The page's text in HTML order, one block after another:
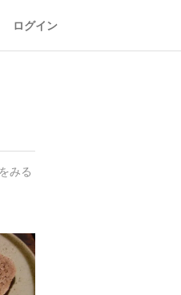
ログイン
みる